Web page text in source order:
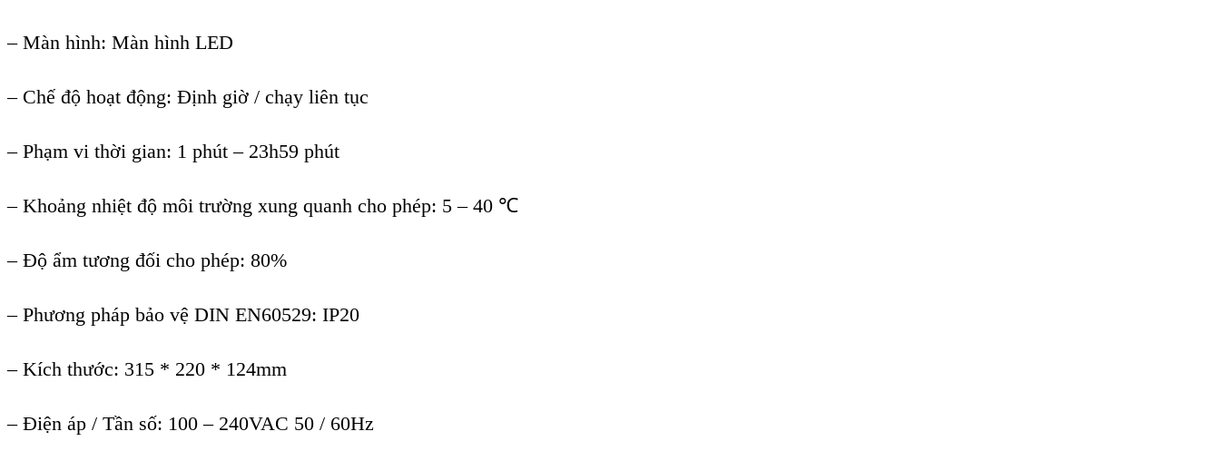
– Màn hình: Màn hình LED
– Chế độ hoạt động: Định giờ / chạy liên tục
– Phạm vi thời gian: 1 phút – 23h59 phút
– Khoảng nhiệt độ môi trường xung quanh cho phép: 5 – 40 ℃
– Độ ẩm tương đối cho phép: 80%
– Phương pháp bảo vệ DIN EN60529: IP20
– Kích thước: 315 * 220 * 124mm
– Điện áp / Tần số: 100 – 240VAC 50 / 60Hz